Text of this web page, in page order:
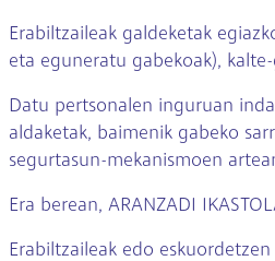
Erabiltzaileak galdeketak
eta eguneratu gabekoak),
Datu pertsonalen inguruan
aldaketak, baimenik gabeko
segurtasun-mekanismoen
Era berean, ARANZADI
Erabiltzaileak edo